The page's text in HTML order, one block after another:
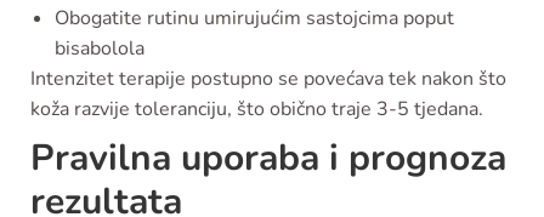
Obogatite rutinu umirujućim sastojcima poput
bisabolola
Intenzitet terapije postupno se povećava tek nakon što
koža razvije toleranciju, što obično traje 3-5 tjedana.
Pravilna uporaba i prognoza
rezultata